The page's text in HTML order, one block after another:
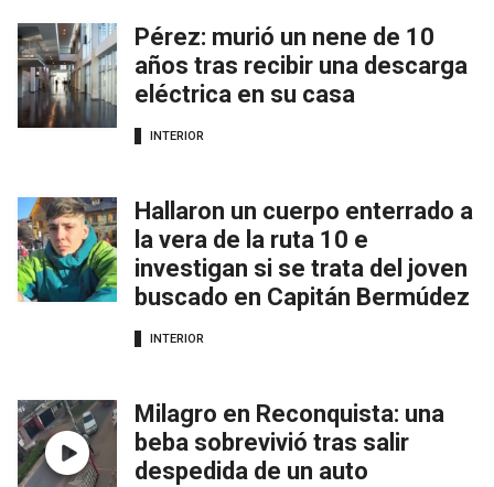
Pérez: murió un nene de 10
años tras recibir una descarga
eléctrica en su casa
INTERIOR
Hallaron un cuerpo enterrado a
la vera de la ruta 10 e
investigan si se trata del joven
buscado en Capitán Bermúdez
INTERIOR
Milagro en Reconquista: una
beba sobrevivió tras salir
despedida de un auto